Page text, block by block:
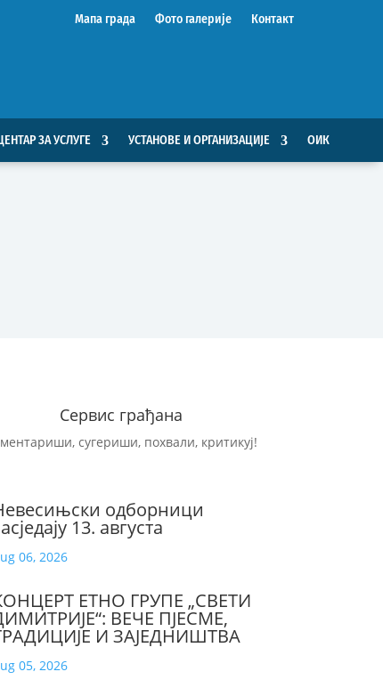
Мапа града Фото галерије Контакт
ЗА УСЛУГЕ УСТАНОВЕ И ОРГАНИЗАЦИЈЕ ОИК
Сервис грађана
сугериши, похвали, критикуј!
одборници
13. августа
06, 2026
ЕТНО ГРУПЕ „СВЕТИ
ВЕЧЕ ПЈЕСМЕ,
И ЗАЈЕДНИШТВА
05, 2026